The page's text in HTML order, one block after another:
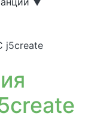
j5create